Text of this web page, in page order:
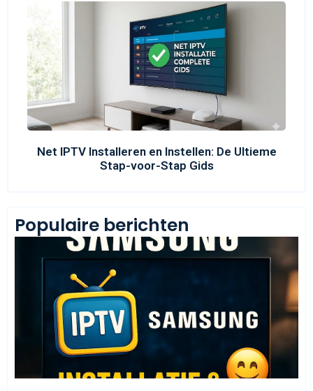
Net IPTV Installeren en Instellen: De Ultieme
Stap-voor-Stap Gids
Populaire berichten